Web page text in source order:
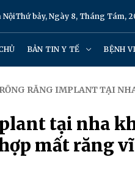
NộiThứ bảy, Ngày 8, Tháng Tám,
BẢN TIN Y TẾ BỆNH
RĂNG IMPLANT TẠI
tại nha
mất răng